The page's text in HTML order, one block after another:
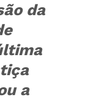
da
a